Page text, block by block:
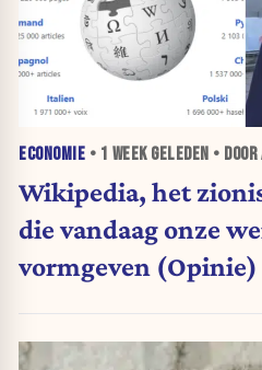
ECONOMIE • 1 WEEKGELEDEN •
Wikipedia, het
die vandaag onze
vormgeven (Opinie)